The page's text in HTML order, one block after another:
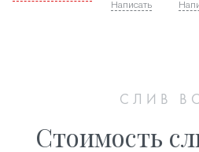
Написать
СЛИВ
Стоимость